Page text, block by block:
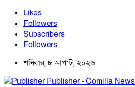
Likes
Followers
Subscribers
Followers
শনিবার, ৮ আগস্ট, ২০২৬
Publisher - Comilla News